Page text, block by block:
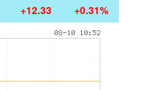
+12.33 +0.31%